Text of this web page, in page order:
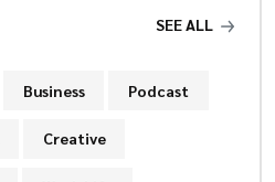
SEE ALL
Business Podcast
Creative